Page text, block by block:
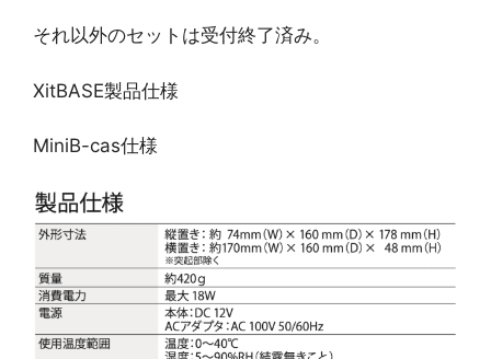
それ以外のセットは受付終了済み。
XitBASE製品仕様
MiniB-cas仕様